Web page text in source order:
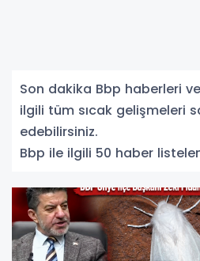
Son dakika Bbp haberleri
ilgili tüm sıcak gelişmeleri
edebilirsiniz.
Bbp ile ilgili 50 haber